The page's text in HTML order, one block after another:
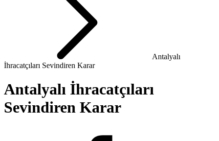
Antalyalı
İhracatçıları Sevindiren Karar
Antalyalı İhracatçıları
Sevindiren Karar